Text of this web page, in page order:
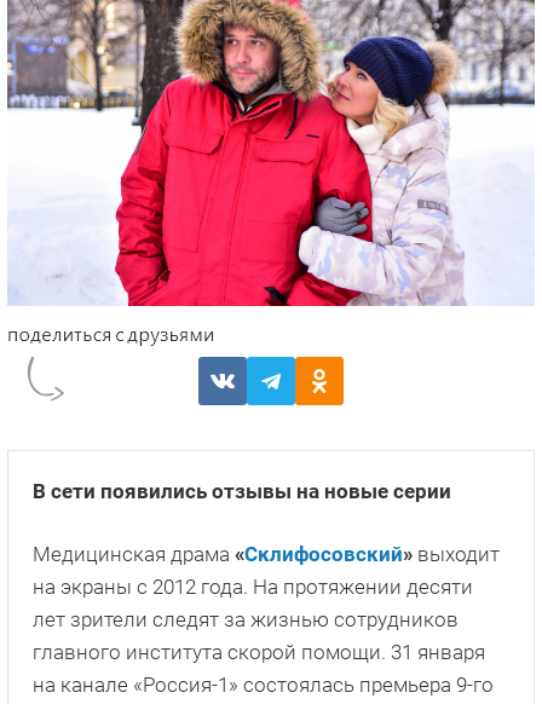
В сети появились отзывы на новые серии
Медицинская драма «Склифосовский» выходит
на экраны с 2012 года. На протяжении десяти
лет зрители следят за жизнью сотрудников
главного института скорой помощи. 31 января
на канале «Россия-1» состоялась премьера 9-го